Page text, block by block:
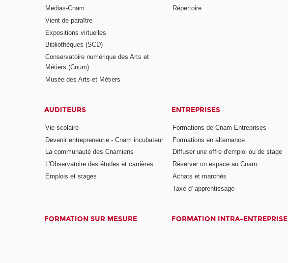
Medias-Cnam
Vient de paraître
Expositions virtuelles
Bibliothèques (SCD)
Conservatoire numérique des Arts et
Métiers (Cnum)
Musée des Arts et Métiers
Répertoire
AUDITEURS
Vie scolaire
Devenir entrepreneur.e - Cnam incubateur
La communauté des Cnamiens
L'Observatoire des études et carrières
Emplois et stages
ENTREPRISES
Formations de Cnam Entreprises
Formations en alternance
Diffuser une offre d'emploi ou de stage
Réserver un espace au Cnam
Achats et marchés
Taxe d' apprentissage
FORMATION SUR MESURE FORMATION INTRA-ENTREPRISE